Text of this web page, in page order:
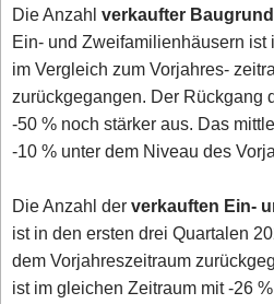
Die Anzahlverkaufter
Ein- und Zweifamilienhäusern ist
im Vergleich zum Vorjahres-
zurückgegangen. Der Rückgang
-50 % noch stärker aus. Das
-10 % unter dem Niveau des
Die Anzahl derverkauften Ein-
ist in den ersten drei Quartalen
dem Vorjahreszeitraum
ist im gleichen Zeitraum mit -26